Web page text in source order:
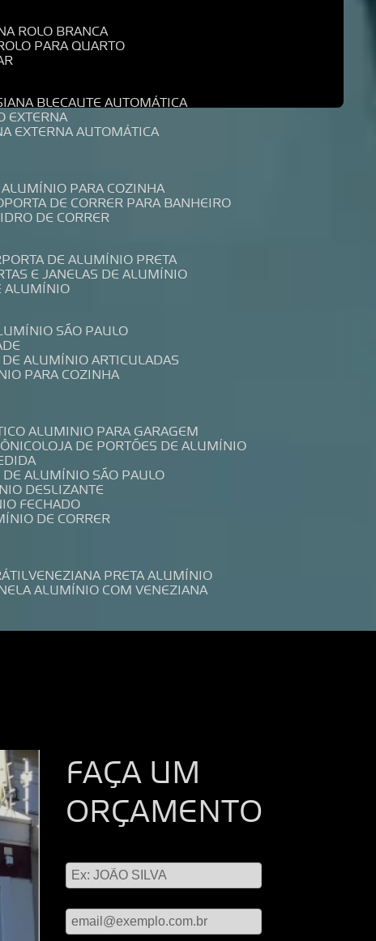
ROLO BRANCA
PARA QUARTO
BLECAUTE AUTOMÁTICA
EXTERNA
EXTERNA AUTOMÁTICA
ALUMÍNIO PARA COZINHA
PORTA DE CORRER PARA BANHEIRO
DE CORRER
PORTA DE ALUMÍNIO PRETA
E JANELAS DE ALUMÍNIO
ALUMÍNIO
SÃO PAULO
DE ALUMÍNIO ARTICULADAS
PARA COZINHA
ALUMINIO PARA GARAGEM
LOJA DE PORTÕES DE ALUMÍNIO
DE ALUMÍNIO SÃO PAULO
DESLIZANTE
FECHADO
DE CORRER
VENEZIANA PRETA ALUMÍNIO
ALUMÍNIO COM VENEZIANA
FAÇA UM
ORÇAMENTO